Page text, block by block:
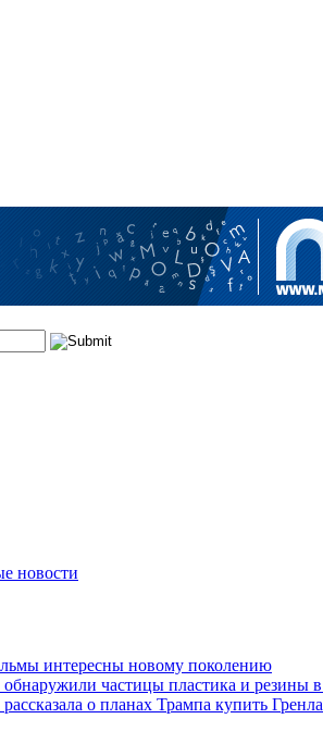
новости
интересны новому поколению
обнаружили частицы пластика и резины
о планах Трампа купить